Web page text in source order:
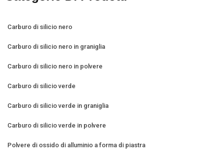
Carburo di silicio nero
Carburo di silicio nero in graniglia
Carburo di silicio nero in polvere
Carburo di silicio verde
Carburo di silicio verde in graniglia
Carburo di silicio verde in polvere
Polvere di ossido di alluminio a forma di piastra